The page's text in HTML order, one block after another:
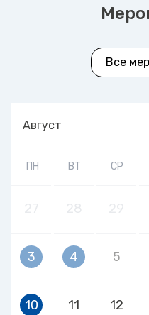
Все
Август
ПН ВТ СР
3 4 5
10 11 12